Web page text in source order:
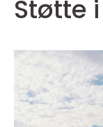
Støtte